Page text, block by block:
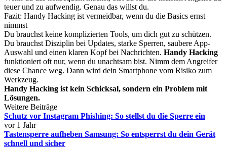
teuer und zu aufwendig. Genau das willst du.
Fazit: Handy Hacking ist vermeidbar, wenn du die Basics ernst
nimmst
Du brauchst keine komplizierten Tools, um dich gut zu schützen.
Du brauchst Disziplin bei Updates, starke Sperren, saubere App-
Auswahl und einen klaren Kopf bei Nachrichten. Handy Hacking
funktioniert oft nur, wenn du unachtsam bist. Nimm dem Angreifer
diese Chance weg. Dann wird dein Smartphone vom Risiko zum
Werkzeug.
Handy Hacking ist kein Schicksal, sondern ein Problem mit
Lösungen.
Weitere Beiträge
Schutz vor Instagram Phishing: So stellst du die Sperre ein
vor 1 Jahr
Tastensperre aufheben Samsung: So entsperrst du dein Gerät
schnell und sicher